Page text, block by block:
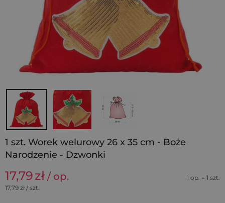
1 szt. Worek welurowy 26 x 35 cm - Boże
Narodzenie - Dzwonki
17,79zł / op.
1 op. = 1 szt.
17,79 zł / szt.